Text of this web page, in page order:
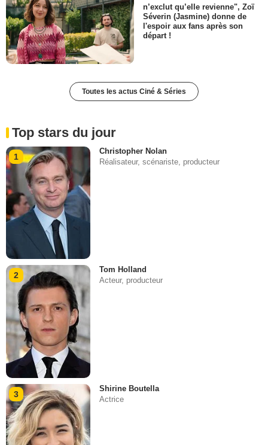
n’exclut qu’elle revienne", Zoï
Séverin (Jasmine) donne de
l'espoir aux fans après son
départ !
Toutes les actus Ciné & Séries
Top stars du jour
1
Christopher Nolan
Réalisateur, scénariste, producteur
2
Tom Holland
Acteur, producteur
3
Shirine Boutella
Actrice